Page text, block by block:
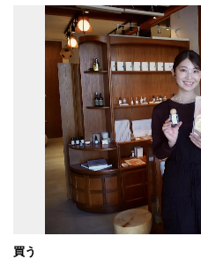
買う